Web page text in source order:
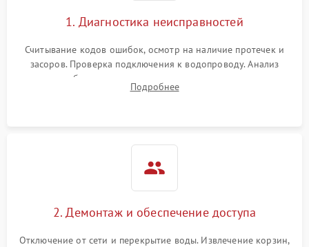
циркуляционным насосом
2100 ₽ Подробнее →
1. Диагностика неисправностей
Считывание кодов ошибок, осмотр на наличие протечек и
засоров. Проверка подключения к водопроводу. Анализ
жалоб на отсутствие слива, нагрева, вращения
разбрызгивателей или срабатывание системы защиты
Подробнее
2. Демонтаж и обеспечение доступа
Отключение от сети и перекрытие воды. Извлечение корзин,